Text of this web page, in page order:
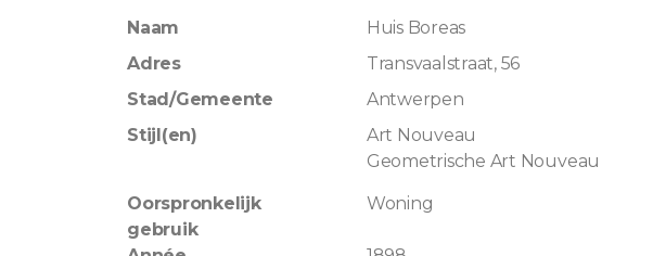
Naam
Huis Boreas
Adres
Transvaalstraat, 56
Stad/Gemeente
Antwerpen
Stijl(en)
Art Nouveau
Geometrische Art Nouveau
Oorspronkelijk
gebruik
Woning